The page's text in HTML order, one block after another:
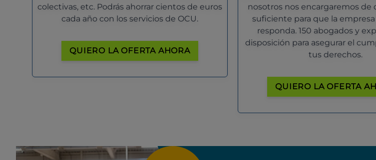
colectivas, etc. Podrás ahorrar cientos de euros
cada año con los servicios de OCU.
QUIERO LA OFERTA AHORA
nosotros nos encargaremos de
suficiente para que la
responda. 150 abogados y
disposición para asegurar el
tus derechos.
QUIERO LA OFERTA